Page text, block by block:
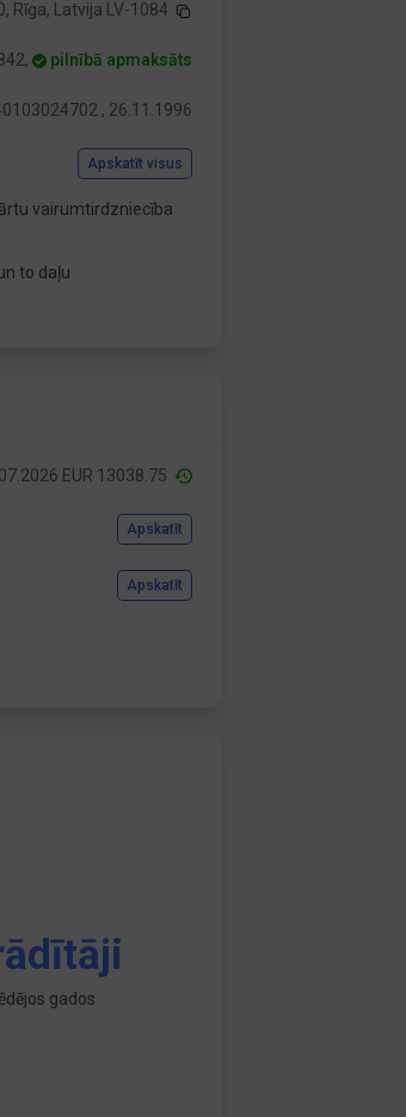
Rīga, Latvija LV-1084
pilnībā apmaksāts
, 26.11.1996
Apskatīt visus
vairumtirdzniecība
to daļu
EUR 13038.75
Apskatīt
Apskatīt
gados